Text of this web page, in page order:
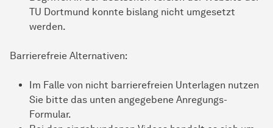
TU Dortmund konnte bislang nicht umgesetzt
werden.
Barrierefreie Alternativen:
Im Falle von nicht bar­ri­e­re­frei­en Unterlagen nutzen
Sie bitte das unten angegebene Anregungs-
Formular.